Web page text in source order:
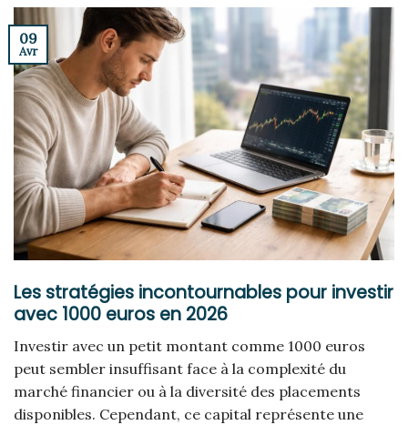
09
Avr
Les stratégies incontournables pour investir
avec 1000 euros en 2026
Investir avec un petit montant comme 1000 euros
peut sembler insuffisant face à la complexité du
marché financier ou à la diversité des placements
disponibles. Cependant, ce capital représente une